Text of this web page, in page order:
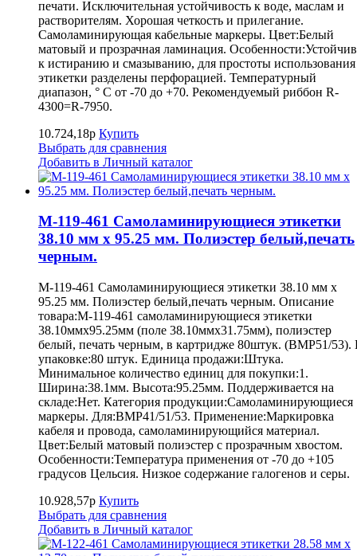
печати. Исключительная устойчивость к воде, маслам и
растворителям. Хорошая четкость и прилегание.
Самоламинирующая кабельные маркеры. Цвет:Белый
матовый и прозрачная ламинация. Особенности:Устойчив
к истиранию и смазыванию, для простоты использования
этикетки разделены перфорацией. Температурный
диапазон, ° С от -70 до +70. Рекомендуемый риббон R-
4300=R-7950.
10.724,18р Купить
Выбрать для сравнения
Добавить в Личный каталог
M-119-461 Самоламинирующиеся этикетки
38.10 мм х 95.25 мм. Полиэстер белый,печать
черным.
M-119-461 Самоламинирующиеся этикетки 38.10 мм х
95.25 мм. Полиэстер белый,печать черным. Описание
товара:M-119-461 самоламинирующиеся этикетки
38.10ммх95.25мм (поле 38.10ммх31.75мм), полиэстер
белый, печать черным, в картридже 80штук. (BMP51/53).
упаковке:80 штук. Единица продажи:Штука.
Минимальное количество единиц для покупки:1.
Ширина:38.1мм. Высота:95.25мм. Поддерживается на
складе:Нет. Категория продукции:Самоламинирующиеся
маркеры. Для:BMP41/51/53. Применение:Маркировка
кабеля и провода, самоламинирующийся материал.
Цвет:Белый матовый полиэстер с прозрачным хвостом.
Особенности:Температура применения от -70 до +105
градусов Цельсия. Низкое содержание галогенов и серы.
10.928,57р Купить
Выбрать для сравнения
Добавить в Личный каталог